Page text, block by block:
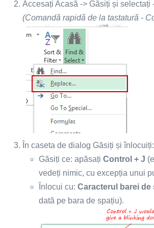
Accesați Acasă -> Găsiți și selectați
(Comandă rapidă de la tastatură -
În caseta de dialog Găsiți și înlocuiți:
Găsiți ce: apăsați Control + J
vedeți nimic, cu excepția unui
Înlocui cu: Caracterul barei de
dată pe bara de spațiu).